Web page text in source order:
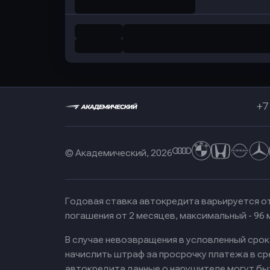
© Академический, 2026
Годовая ставка автокредита варьируется
погашения от 2 месяцев, максимальный -
В случае невозвращения в условленный
начислить штраф за просрочку платежа в